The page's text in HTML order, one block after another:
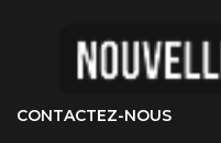
CONTACTEZ-NOUS